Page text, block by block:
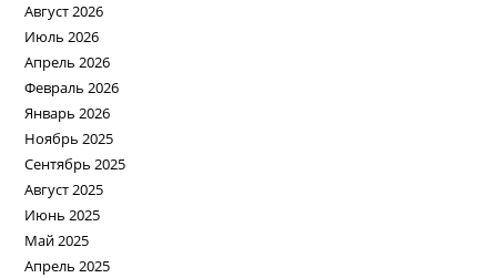
Август 2026
Июль 2026
Апрель 2026
Февраль 2026
Январь 2026
Ноябрь 2025
Сентябрь 2025
Август 2025
Июнь 2025
Май 2025
Апрель 2025